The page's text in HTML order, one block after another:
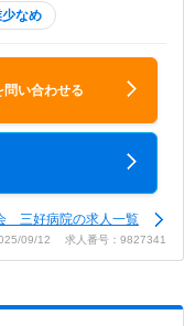
なめ
い合わせる
三好病院の求人一覧
09/12 求人番号：9827341